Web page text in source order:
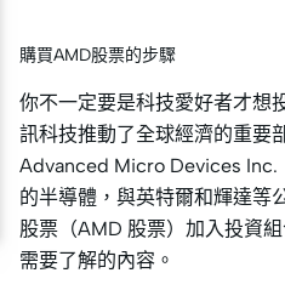
購買AMD股票的步驟
你不一定要是科技愛好者才
訊科技推動了全球經濟的重要
Advanced Micro Devices Inc.
的半導體，與英特爾和輝達等
股票（AMD 股票）加入投資
需要了解的內容。